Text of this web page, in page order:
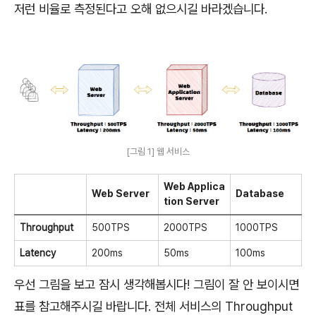
저런 비율로 측정된다고 오해 없으시길 바라겠습니다.
[그림 1] 웹 서비스
Web Server
Web Applica
tion Server
Database
Throughput 500TPS 2000TPS 1000TPS
Latency 200ms 50ms 100ms
우선 그림을 보고 잠시 생각해봅시다! 그림이 잘 안 보이시면
표를 참고해주시길 바랍니다. 전체 서비스의 Throughput